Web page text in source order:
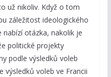
už nikoliv. Když o tom
záležitost ideologického
otázka, nakolik je
politické projekty
podle výsledků voleb
výsledků voleb ve Francii